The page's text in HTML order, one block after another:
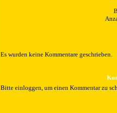
Es wurden keine Kommentare geschrieben.
Bitte einloggen, um einen Kommentar zu